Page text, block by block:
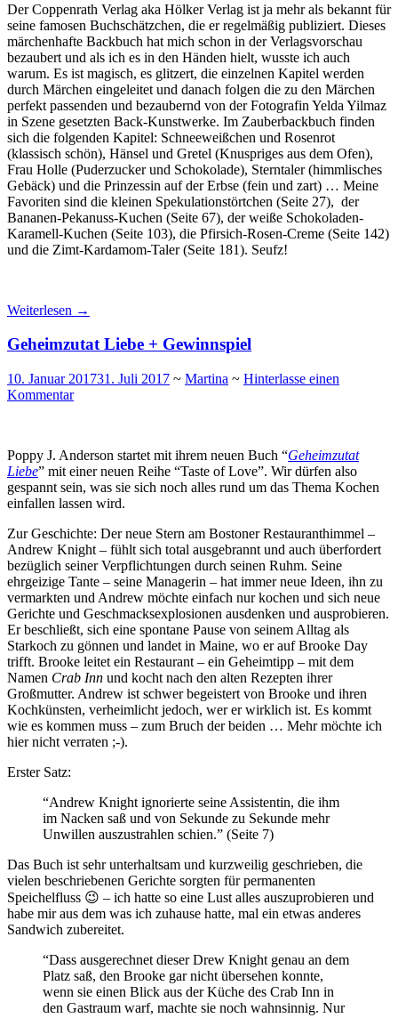
Der Coppenrath Verlag aka Hölker Verlag ist ja mehr als bekannt für
seine famosen Buchschätzchen, die er regelmäßig publiziert. Dieses
märchenhafte Backbuch hat mich schon in der Verlagsvorschau
bezaubert und als ich es in den Händen hielt, wusste ich auch
warum. Es ist magisch, es glitzert, die einzelnen Kapitel werden
durch Märchen eingeleitet und danach folgen die zu den Märchen
perfekt passenden und bezaubernd von der Fotografin Yelda Yilmaz
in Szene gesetzten Back-Kunstwerke. Im Zauberbackbuch finden
sich die folgenden Kapitel: Schneeweißchen und Rosenrot
(klassisch schön), Hänsel und Gretel (Knuspriges aus dem Ofen),
Frau Holle (Puderzucker und Schokolade), Sterntaler (himmlisches
Gebäck) und die Prinzessin auf der Erbse (fein und zart) … Meine
Favoriten sind die kleinen Spekulationstörtchen (Seite 27), der
Bananen-Pekanuss-Kuchen (Seite 67), der weiße Schokoladen-
Karamell-Kuchen (Seite 103), die Pfirsich-Rosen-Creme (Seite 142)
und die Zimt-Kardamom-Taler (Seite 181). Seufz!
Weiterlesen →
Geheimzutat Liebe + Gewinnspiel
10. Januar 201731. Juli 2017 ~ Martina ~ Hinterlasse einen
Kommentar
Poppy J. Anderson startet mit ihrem neuen Buch “Geheimzutat
Liebe” mit einer neuen Reihe “Taste of Love”. Wir dürfen also
gespannt sein, was sie sich noch alles rund um das Thema Kochen
einfallen lassen wird.
Zur Geschichte: Der neue Stern am Bostoner Restauranthimmel –
Andrew Knight – fühlt sich total ausgebrannt und auch überfordert
bezüglich seiner Verpflichtungen durch seinen Ruhm. Seine
ehrgeizige Tante – seine Managerin – hat immer neue Ideen, ihn zu
vermarkten und Andrew möchte einfach nur kochen und sich neue
Gerichte und Geschmacksexplosionen ausdenken und ausprobieren.
Er beschließt, sich eine spontane Pause von seinem Alltag als
Starkoch zu gönnen und landet in Maine, wo er auf Brooke Day
trifft. Brooke leitet ein Restaurant – ein Geheimtipp – mit dem
Namen Crab Inn und kocht nach den alten Rezepten ihrer
Großmutter. Andrew ist schwer begeistert von Brooke und ihren
Kochkünsten, verheimlicht jedoch, wer er wirklich ist. Es kommt
wie es kommen muss – zum Bruch der beiden … Mehr möchte ich
hier nicht verraten ;-).
Erster Satz:
“Andrew Knight ignorierte seine Assistentin, die ihm
im Nacken saß und von Sekunde zu Sekunde mehr
Unwillen auszustrahlen schien.” (Seite 7)
Das Buch ist sehr unterhaltsam und kurzweilig geschrieben, die
vielen beschriebenen Gerichte sorgten für permanenten
Speichelfluss 😉 – ich hatte so eine Lust alles auszuprobieren und
habe mir aus dem was ich zuhause hatte, mal ein etwas anderes
Sandwich zubereitet.
“Dass ausgerechnet dieser Drew Knight genau an dem
Platz saß, den Brooke gar nicht übersehen konnte,
wenn sie einen Blick aus der Küche des Crab Inn in
den Gastraum warf, machte sie noch wahnsinnig. Nur